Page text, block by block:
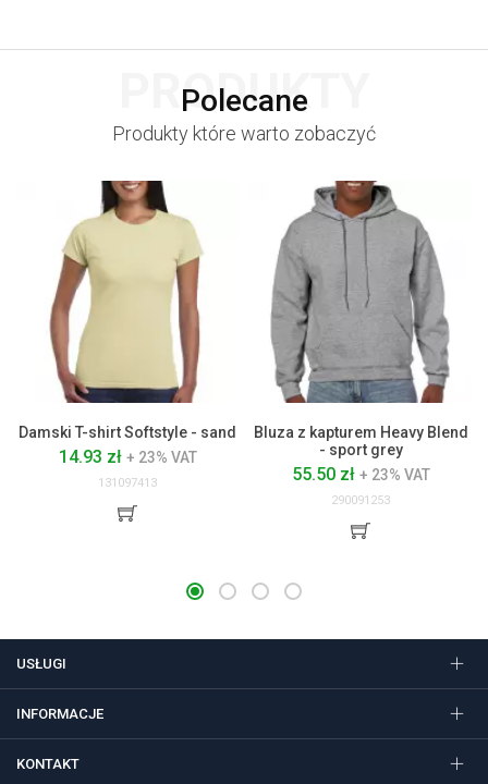
Polecane
PRODUKTY
Produkty które warto zobaczyć
Damski T-shirt Softstyle - sand
14.93 zł + 23% VAT
131097413
Bluza z kapturem Heavy Blend
- sport grey
55.50 zł + 23% VAT
290091253
USŁUGI
INFORMACJE
KONTAKT